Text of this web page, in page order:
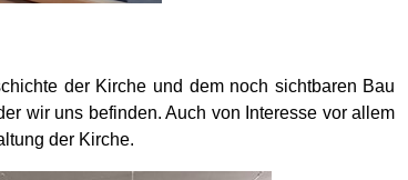
der Kirche und dem noch sichtbaren Bau
wir uns befinden. Auch von Interesse vor allem
der Kirche.